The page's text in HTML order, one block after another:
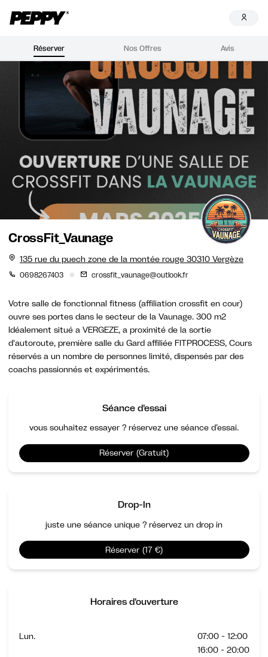
Réserver Nos Offres Avis
CrossFit_Vaunage
135 rue du puech zone de la montée rouge 30310 Vergèze
0698267403 crossfit_vaunage@outlook.fr
Votre salle de fonctionnal fitness (affiliation crossfit en cour)
ouvre ses portes dans le secteur de la Vaunage. 300 m2
Idéalement situé a VERGEZE, a proximité de la sortie
d'autoroute, première salle du Gard affiliée FITPROCESS, Cours
réservés a un nombre de personnes limité, dispensés par des
coachs passionnés et expérimentés.
Séance d'essai
vous souhaitez essayer ? réservez une séance d’essai.
Réserver (Gratuit)
Drop-In
juste une séance unique ? réservez un drop in
Réserver (17 €)
Horaires d'ouverture
Lun.
07:00 - 12:00
16:00 - 20:00